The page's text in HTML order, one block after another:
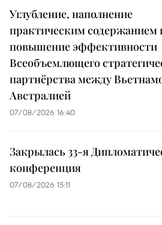
Углубление, наполнение
практическим содержанием
повышение эффективности
Всеобъемлющего
партнёрства между
Австралией
07/08/2026 16:40
Закрылась 33-я
конференция
07/08/2026 15:11